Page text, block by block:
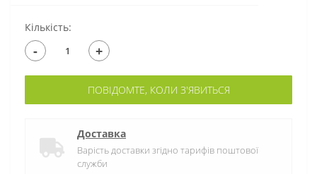
Кількість:
- +
ПОВІДОМТЕ, КОЛИ З'ЯВИТЬСЯ
Доставка
Варість доставки згідно тарифів поштової
служби